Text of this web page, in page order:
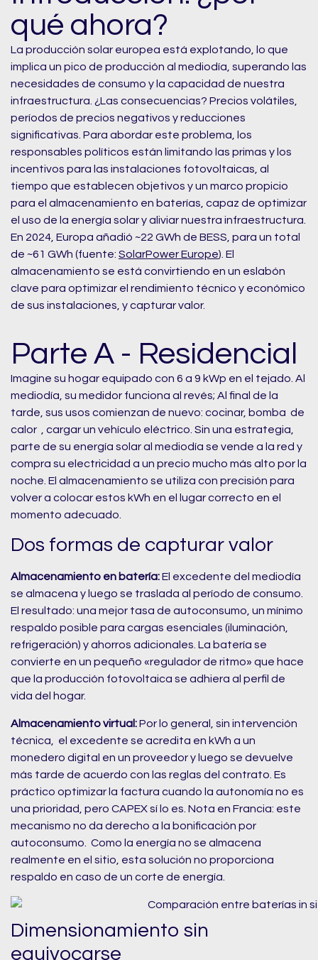
qué ahora?
La producción solar europea está explotando, lo que
implica un pico de producción al mediodía, superando las
necesidades de consumo y la capacidad de nuestra
infraestructura. ¿Las consecuencias? Precios volátiles,
períodos de precios negativos y reducciones
significativas. Para abordar este problema, los
responsables políticos están limitando las primas y los
incentivos para las instalaciones fotovoltaicas, al
tiempo que establecen objetivos y un marco propicio
para el almacenamiento en baterías, capaz de optimizar
el uso de la energía solar y aliviar nuestra infraestructura.
En 2024, Europa añadió ~22 GWh de BESS, para un total
de ~61 GWh (fuente: SolarPower Europe). El
almacenamiento se está convirtiendo en un eslabón
clave para optimizar el rendimiento técnico y económico
de sus instalaciones, y capturar valor.
Parte A - Residencial
Imagine su hogar equipado con 6 a 9 kWp en el tejado. Al
mediodía, su medidor funciona al revés; Al final de la
tarde, sus usos comienzan de nuevo: cocinar, bomba de
calor , cargar un vehículo eléctrico. Sin una estrategia,
parte de su energía solar al mediodía se vende a la red y
compra su electricidad a un precio mucho más alto por la
noche. El almacenamiento se utiliza con precisión para
volver a colocar estos kWh en el lugar correcto en el
momento adecuado.
Dos formas de capturar valor
Almacenamiento en batería:El excedente del mediodía
se almacena y luego se traslada al período de consumo.
El resultado: una mejor tasa de autoconsumo, un mínimo
respaldo posible para cargas esenciales (iluminación,
refrigeración) y ahorros adicionales. La batería se
convierte en un pequeño «regulador de ritmo» que hace
que la producción fotovoltaica se adhiera al perfil de
vida del hogar.
Almacenamiento virtual:Por lo general, sin intervención
técnica, el excedente se acredita en kWh a un
monedero digital en un proveedor y luego se devuelve
más tarde de acuerdo con las reglas del contrato. Es
práctico optimizar la factura cuando la autonomía no es
una prioridad, pero CAPEX sí lo es. Nota en Francia: este
mecanismo no da derecho a la bonificación por
autoconsumo. Como la energía no se almacena
realmente en el sitio, esta solución no proporciona
respaldo en caso de un corte de energía.
Dimensionamiento sin
equivocarse